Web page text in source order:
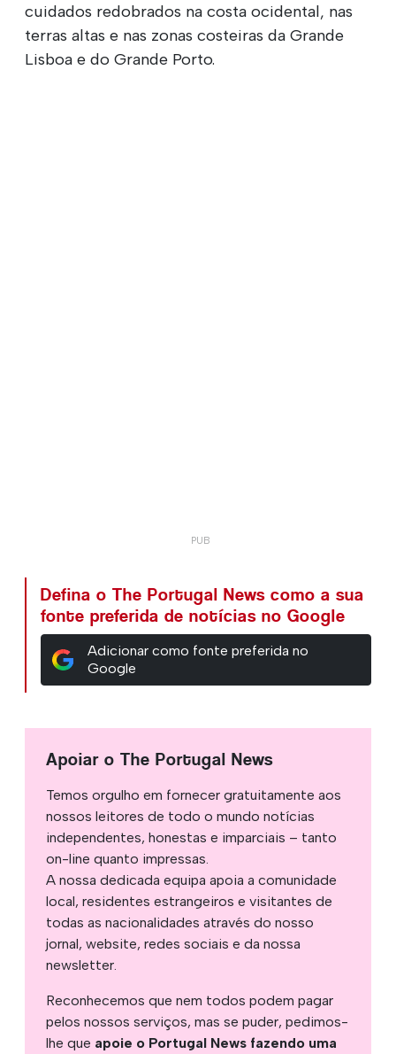
cuidados redobrados na costa ocidental, nas
terras altas e nas zonas costeiras da Grande
Lisboa e do Grande Porto.
Defina o The Portugal News como a sua
fonte preferida de notícias no Google
Adicionar como fonte preferida no
Google
Apoiar o The Portugal News
Temos orgulho em fornecer gratuitamente aos
nossos leitores de todo o mundo notícias
independentes, honestas e imparciais – tanto
on-line quanto impressas.
A nossa dedicada equipa apoia a comunidade
local, residentes estrangeiros e visitantes de
todas as nacionalidades através do nosso
jornal, website, redes sociais e da nossa
newsletter.
Reconhecemos que nem todos podem pagar
pelos nossos serviços, mas se puder, pedimos-
lhe que apoie o Portugal News fazendo uma